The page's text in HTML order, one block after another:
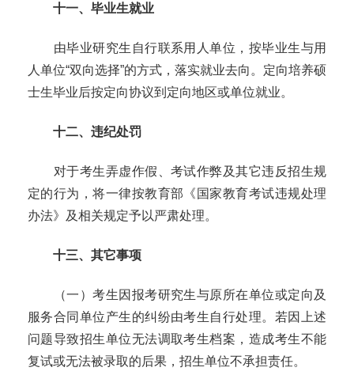
十一、毕业生就业
由毕业研究生自行联系用人单位，按毕业生与用
人单位“双向选择”的方式，落实就业去向。定向培养硕
士生毕业后按定向协议到定向地区或单位就业。
十二、违纪处罚
对于考生弄虚作假、考试作弊及其它违反招生规
定的行为，将一律按教育部《国家教育考试违规处理
办法》及相关规定予以严肃处理。
十三、其它事项
（一）考生因报考研究生与原所在单位或定向及
服务合同单位产生的纠纷由考生自行处理。若因上述
问题导致招生单位无法调取考生档案，造成考生不能
复试或无法被录取的后果，招生单位不承担责任。